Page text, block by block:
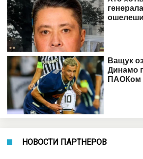
НОВОСТИ ПАРТНЕРОВ